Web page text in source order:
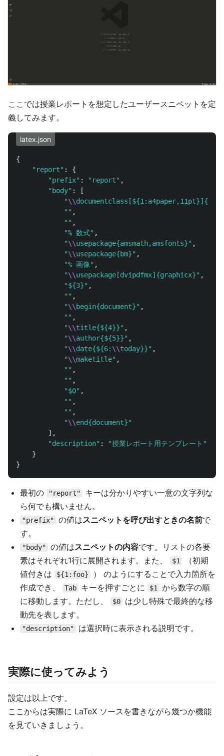
ここでは授業レポートを想定したユーザースニペットを定
義してみます。
latex.json
{
" report" :
{
"prefix" : " report" ,
" body" :
[
"\\
"" ,
"" ,
"% 数式" ,
"\\usepackage{amsmath,amsfonts}" ,
"\\usepackage{bm}" ,
"% 画像" ,
"\\usepackage[dvipdfmx]{graphicx}" ,
"${3}" ,
"" ,
"\\ begin{document}" ,
"" ,
"\\title{${4}}" ,
"\\author{${5}}" ,
"\\date{${6: \\today}}" ,
"\\maketitle" ,
"" ,
"" ,
"$0" ,
"" ,
"" ,
"\\end{document}"
],
"description" : "授業レポート用テンプレート "
}
}
最初の "report"
キーは分かりやすい一意の文字列な
ら何でも構いません。
"prefix" の値はスニペットを呼び出すときの名前で
す。
"body" の値はスニペットの内容です。リストの各要
素はそれぞれ1行に展開されます。また、
$1
（初期
値付きは
${1:foo}
） のようにすることで入力箇所を
作成でき、
Tab キーを押すごとに $1
から数字の順
に移動します。ただし、
$0
は少し特殊で最終的な移
動先を表します。
"description" は選択時に表示される説明です。
実際に使ってみよう
設定は以上です。
ここからは実際に LaTeX ソースを書きながら幾つか機能
を見ていきましょう。